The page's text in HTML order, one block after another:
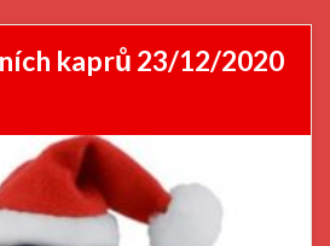
kaprů 23/12/2020